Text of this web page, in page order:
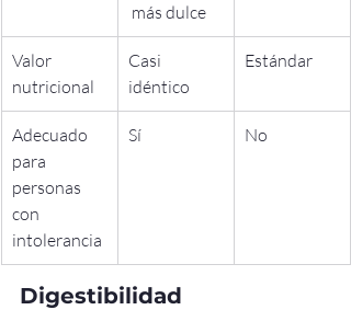
más dulce
Valor
nutricional
Casi
idéntico
Estándar
Adecuado
para
personas
con
intolerancia
Sí No
Digestibilidad